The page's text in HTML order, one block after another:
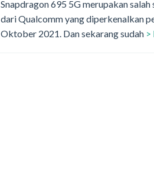
Snapdragon 695 5G merupakan
dari Qualcomm yang diperkenalkan
Oktober 2021. Dan sekarang sudah >